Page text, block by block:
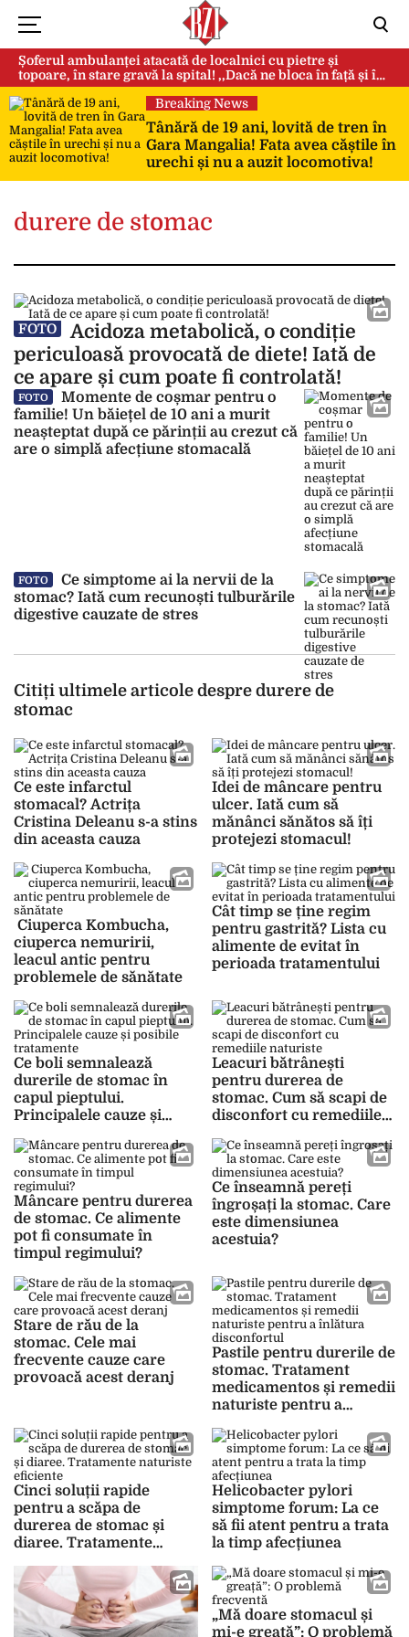
Șoferul ambulanței atacată de localnici cu pietre și
topoare, în stare gravă la spital! ,,Dacă ne bloca în față și în
spate, ne omorau…”
Breaking News
Tânără de 19 ani, lovită de tren în
Gara Mangalia! Fata avea căștile în
urechi și nu a auzit locomotiva!
durere de stomac
FOTO
Acidoza metabolică, o condiție
periculoasă provocată de diete! Iată de
ce apare și cum poate fi controlată!
FOTO
Momente de coșmar pentru o
familie! Un băiețel de 10 ani a murit
neașteptat după ce părinții au crezut că
are o simplă afecțiune stomacală
FOTO
Ce simptome ai la nervii de la
stomac? Iată cum recunoști tulburările
digestive cauzate de stres
Citiți ultimele articole despre durere de
stomac
Ce este infarctul
stomacal? Actrița
Cristina Deleanu s-a stins
din aceasta cauza
Idei de mâncare pentru
ulcer. Iată cum să
mănânci sănătos să îți
protejezi stomacul!
Ciuperca Kombucha,
ciuperca nemuririi,
leacul antic pentru
problemele de sănătate
Cât timp se ține regim
pentru gastrită? Lista cu
alimente de evitat în
perioada tratamentului
Ce boli semnalează
durerile de stomac în
capul pieptului.
Principalele cauze și
Leacuri bătrânești
pentru durerea de
stomac. Cum să scapi de
disconfort cu remediile
Mâncare pentru durerea
de stomac. Ce alimente
pot fi consumate în
timpul regimului?
Ce înseamnă pereți
îngroșați la stomac. Care
este dimensiunea
acestuia?
Stare de rău de la
stomac. Cele mai
frecvente cauze care
provoacă acest deranj
Pastile pentru durerile de
stomac. Tratament
medicamentos și remedii
naturiste pentru a
Cinci soluții rapide
pentru a scăpa de
durerea de stomac și
diaree. Tratamente
Helicobacter pylori
simptome forum: La ce
să fii atent pentru a trata
la timp afecțiunea
„Mă doare stomacul și
mi-e greață”: O problemă